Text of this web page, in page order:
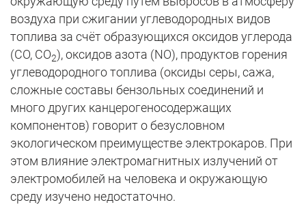
воздуха при сжигании углеводородных видов
топлива за счёт образующихся оксидов углерода
(СО, СО2), оксидов азота (NO), продуктов горения
углеводородного топлива (оксиды серы, сажа,
сложные составы бензольных соединений и
много других канцерогеносодержащих
компонентов) говорит о безусловном
экологическом преимуществе электрокаров. При
этом влияние электромагнитных излучений от
электромобилей на человека и окружающую
среду изучено недостаточно.